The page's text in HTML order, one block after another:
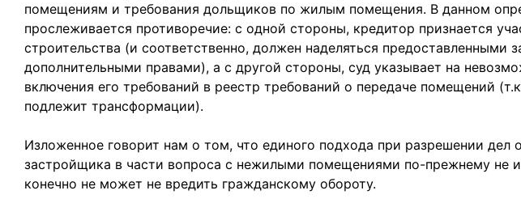
помещениям и требования дольщиков по жилым помещения. В данном
прослеживается противоречие: с одной стороны, кредитор признается
строительства (и соответственно, должен наделяться предоставленными
дополнительными правами), а с другой стороны, суд указывает на
включения его требований в реестр требований о передаче помещений
подлежит трансформации).
Изложенное говорит нам о том, что единого подхода при разрешении дел
застройщика в части вопроса с нежилыми помещениями по-прежнему не
конечно не может не вредить гражданскому обороту.